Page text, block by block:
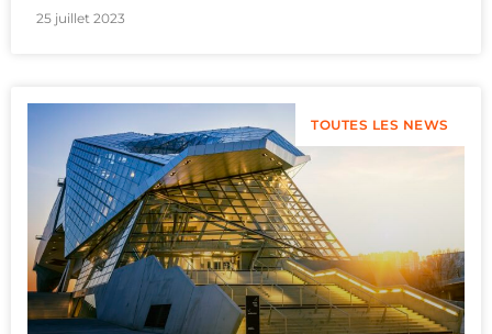
25 juillet 2023
TOUTES LES NEWS